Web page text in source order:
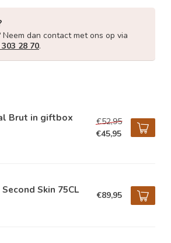
dan contact met ons op via
28 70.
Brut in giftbox
€52,95
€45,95
Skin 75CL €89,95